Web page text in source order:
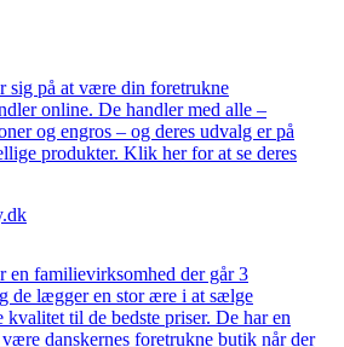
sig på at være din foretrukne
online. De handler med alle –
og engros – og deres udvalg er på
produkter. Klik her for at se deres
en familievirksomhed der går 3
de lægger en stor ære i at sælge
kvalitet til de bedste priser. De har en
danskernes foretrukne butik når der